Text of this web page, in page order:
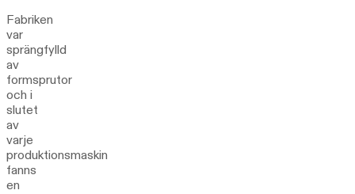
Fabriken
var
sprängfylld
av
formsprutor
och i
slutet
av
varje
produktionsmaskin
fanns
en